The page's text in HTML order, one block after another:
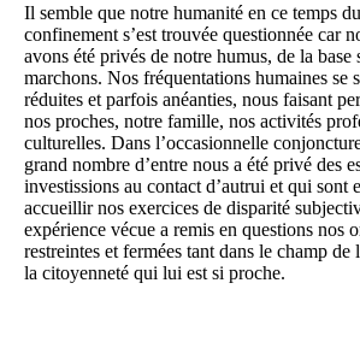
Il semble que notre humanité en ce temps
confinement s’est trouvée questionnée car
avons été privés de notre humus, de la base
marchons. Nos fréquentations humaines se
réduites et parfois anéanties, nous faisant
nos proches, notre famille, nos activités
culturelles. Dans l’occasionnelle
grand nombre d’entre nous a été privé des
investissions au contact d’autrui et qui sont
accueillir nos exercices de disparité
expérience vécue a remis en questions nos
restreintes et fermées tant dans le champ de
la citoyenneté qui lui est si proche.